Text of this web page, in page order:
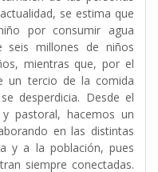
se estima que
por consumir agua
seis millones de niños
mientras que, por el
un tercio de la comida
desperdicia. Desde el
pastoral, hacemos un
en las distintas
y a la población, pues
siempre conectadas.